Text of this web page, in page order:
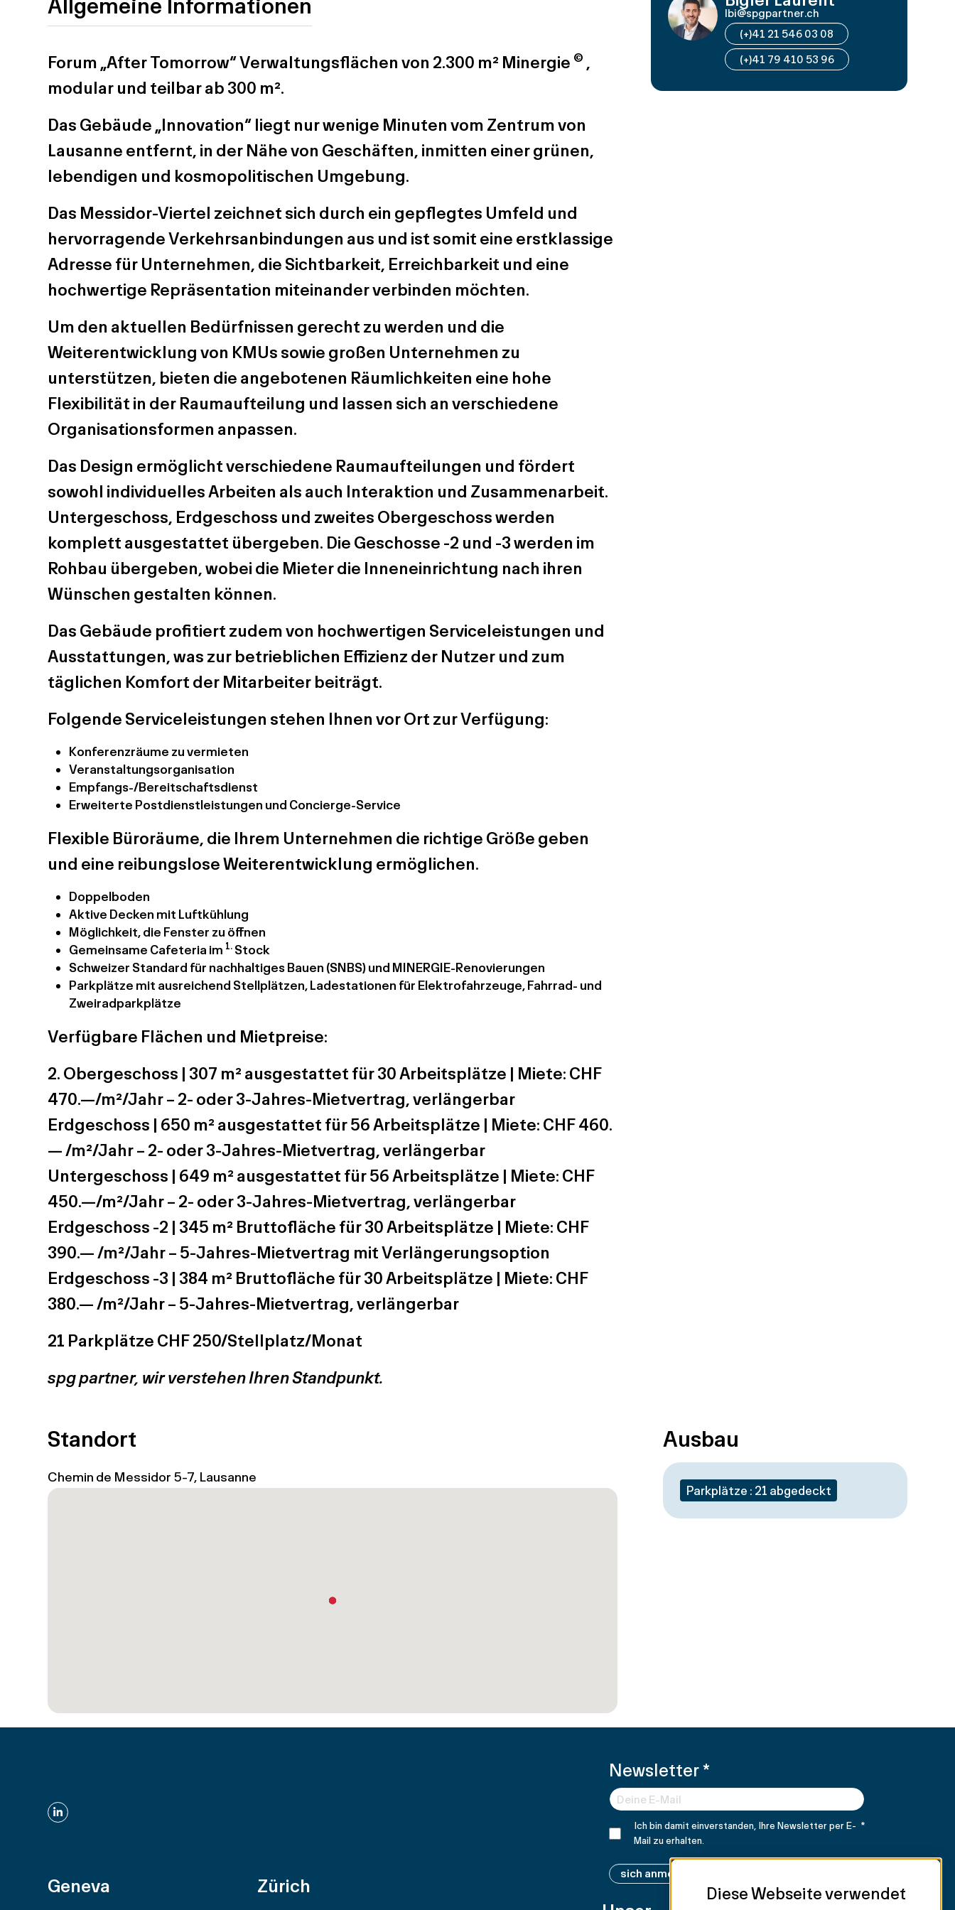
Forum „After Tomorrow“ Verwaltungsflächen von 2.300 m² Minergie © ,
modular und teilbar ab 300 m².
Das Gebäude „Innovation“ liegt nur wenige Minuten vom Zentrum von
Lausanne entfernt, in der Nähe von Geschäften, inmitten einer grünen,
lebendigen und kosmopolitischen Umgebung.
Das Messidor-Viertel zeichnet sich durch ein gepflegtes Umfeld und
hervorragende Verkehrsanbindungen aus und ist somit eine erstklassige
Adresse für Unternehmen, die Sichtbarkeit, Erreichbarkeit und eine
hochwertige Repräsentation miteinander verbinden möchten.
Um den aktuellen Bedürfnissen gerecht zu werden und die
Weiterentwicklung von KMUs sowie großen Unternehmen zu
unterstützen, bieten die angebotenen Räumlichkeiten eine hohe
Flexibilität in der Raumaufteilung und lassen sich an verschiedene
Organisationsformen anpassen.
Das Design ermöglicht verschiedene Raumaufteilungen und fördert
sowohl individuelles Arbeiten als auch Interaktion und Zusammenarbeit.
Untergeschoss, Erdgeschoss und zweites Obergeschoss werden
komplett ausgestattet übergeben. Die Geschosse -2 und -3 werden im
Rohbau übergeben, wobei die Mieter die Inneneinrichtung nach ihren
Wünschen gestalten können.
Das Gebäude profitiert zudem von hochwertigen Serviceleistungen und
Ausstattungen, was zur betrieblichen Effizienz der Nutzer und zum
täglichen Komfort der Mitarbeiter beiträgt.
Folgende Serviceleistungen stehen Ihnen vor Ort zur Verfügung:
Konferenzräume zu vermieten
Veranstaltungsorganisation
Empfangs-/Bereitschaftsdienst
Erweiterte Postdienstleistungen und Concierge-Service
Flexible Büroräume, die Ihrem Unternehmen die richtige Größe geben
und eine reibungslose Weiterentwicklung ermöglichen.
Doppelboden
Aktive Decken mit Luftkühlung
Möglichkeit, die Fenster zu öffnen
Gemeinsame Cafeteria im 1. Stock
Schweizer Standard für nachhaltiges Bauen (SNBS) und MINERGIE-Renovierungen
Parkplätze mit ausreichend Stellplätzen, Ladestationen für Elektrofahrzeuge, Fahrrad- und
Zweiradparkplätze
Verfügbare Flächen und Mietpreise:
2. Obergeschoss | 307 m² ausgestattet für 30 Arbeitsplätze | Miete: CHF
470.—/m²/Jahr – 2- oder 3-Jahres-Mietvertrag, verlängerbar
Erdgeschoss | 650 m² ausgestattet für 56 Arbeitsplätze | Miete: CHF 460.
— /m²/Jahr – 2- oder 3-Jahres-Mietvertrag, verlängerbar
Untergeschoss | 649 m² ausgestattet für 56 Arbeitsplätze | Miete: CHF
450.—/m²/Jahr – 2- oder 3-Jahres-Mietvertrag, verlängerbar
Erdgeschoss -2 | 345 m² Bruttofläche für 30 Arbeitsplätze | Miete: CHF
390.— /m²/Jahr – 5-Jahres-Mietvertrag mit Verlängerungsoption
Erdgeschoss -3 | 384 m² Bruttofläche für 30 Arbeitsplätze | Miete: CHF
380.— /m²/Jahr – 5-Jahres-Mietvertrag, verlängerbar
21 Parkplätze CHF 250/Stellplatz/Monat
spg partner, wir verstehen Ihren Standpunkt.
lbi@spgpartner.ch
(+)41 21 546 03 08
(+)41 79 410 53 96
Standort
Chemin de Messidor 5-7, Lausanne
Ausbau
Parkplätze : 21 abgedeckt
Newsletter*
Ich bin damit einverstanden, Ihre Newsletter per E-
Mail zu erhalten.
*
sich anmelden
LinkedIn
Geneva Zürich
Diese Webseite verwendet